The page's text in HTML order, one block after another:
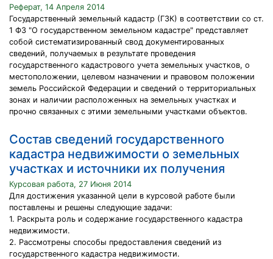
Реферат, 14 Апреля 2014
Государственный земельный кадастр (ГЗК) в соответствии со ст.
1 ФЗ "О государственном земельном кадастре" представляет
собой систематизированный свод документированных
сведений, получаемых в результате проведения
государственного кадастрового учета земельных участков, о
местоположении, целевом назначении и правовом положении
земель Российской Федерации и сведений о территориальных
зонах и наличии расположенных на земельных участках и
прочно связанных с этими земельными участками объектов.
Состав сведений государственного
кадастра недвижимости о земельных
участках и источники их получения
Курсовая работа, 27 Июня 2014
Для достижения указанной цели в курсовой работе были
поставлены и решены следующие задачи:
1. Раскрыта роль и содержание государственного кадастра
недвижимости.
2. Рассмотрены способы предоставления сведений из
государственного кадастра недвижимости.